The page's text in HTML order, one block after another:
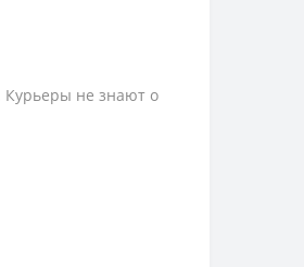
Курьеры не знают о